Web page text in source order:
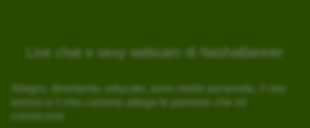
Live chat e sexy webcam di NashaBanner
Allegro, divertente, educato, sono molto socievole, il mio
sorriso e il mio carisma allega le persone che mi
conoscono